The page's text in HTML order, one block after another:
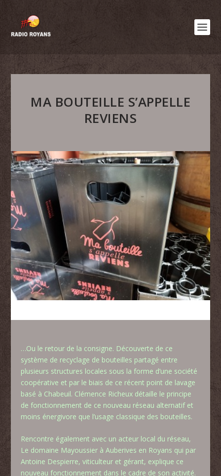
MA BOUTEILLE S’APPELLE
REVIENS
…Ou le retour de la consigne. Découverte de ce
système de recyclage de bouteilles partagé entre
plusieurs structures locales sous la forme d’une société
coopérative et par le biais de ce récent point de lavage
basé à Chabeuil. Clémence Richeux détaille le principe
de fonctionnement de ce nouveau réseau alternatif et
moins énergivore que l’usage classique des bouteilles.
Rencontre également avec un acteur local du réseau,
Le domaine Mayoussier à Auberives en Royans qui par
Antoine Despierre, viticulteur et gérant, explique ce
nouveau fonctionnement dans le cadre de son activité.